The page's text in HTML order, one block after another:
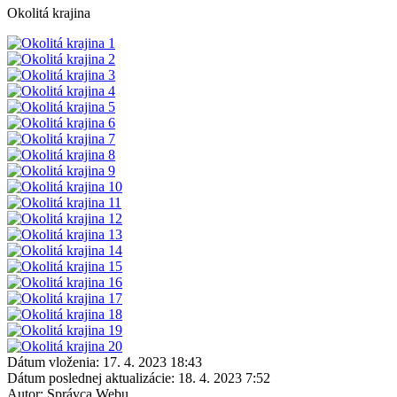
Okolitá krajina
Dátum vloženia: 17. 4. 2023 18:43
Dátum poslednej aktualizácie: 18. 4. 2023 7:52
Autor: Správca Webu